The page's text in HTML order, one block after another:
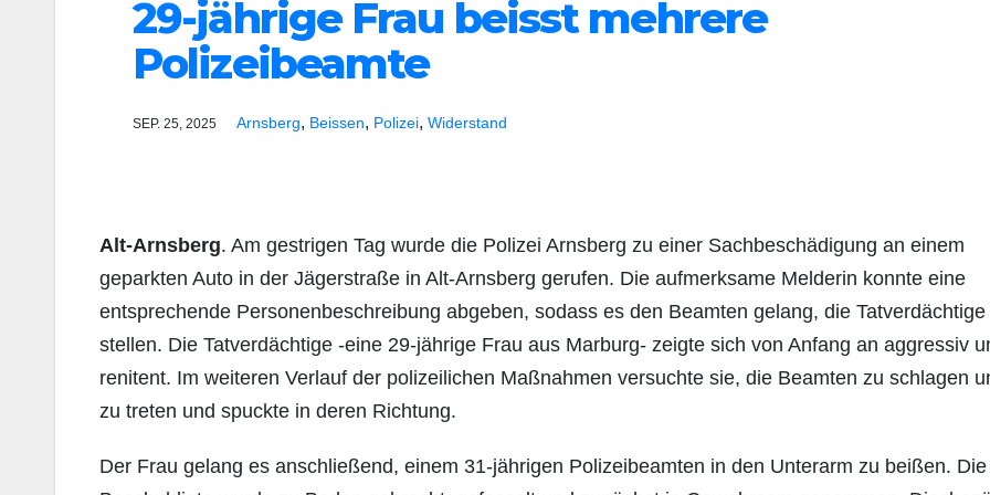
29-jährige Frau beisst mehrere
Polizeibeamte
SEP. 25, 2025 Arnsberg, Beissen, Polizei, Widerstand
Alt-Arnsberg. Am gestrigen Tag wurde die Polizei Arnsberg zu einer Sachbeschädigung an einem
geparkten Auto in der Jägerstraße in Alt-Arnsberg gerufen. Die aufmerksame Melderin konnte eine
entsprechende Personenbeschreibung abgeben, sodass es den Beamten gelang, die Tatverdächtige
stellen. Die Tatverdächtige -eine 29-jährige Frau aus Marburg- zeigte sich von Anfang an aggressiv
renitent. Im weiteren Verlauf der polizeilichen Maßnahmen versuchte sie, die Beamten zu schlagen
zu treten und spuckte in deren Richtung.
Der Frau gelang es anschließend, einem 31-jährigen Polizeibeamten in den Unterarm zu beißen. Die